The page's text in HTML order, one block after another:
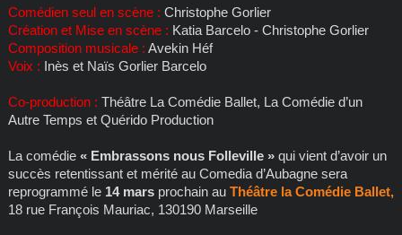
Comédien seul en scène : Christophe Gorlier
Création et Mise en scène : Katia Barcelo - Christophe Gorlier
Composition musicale : Avekin Héf
Voix : Inès et Naïs Gorlier Barcelo
Co-production : Théâtre La Comédie Ballet, La Comédie d’un
Autre Temps et Quérido Production
La comédie « Embrassons nous Folleville »qui vient d’avoir un
succès retentissant et mérité au Comedia d’Aubagne sera
reprogrammé le 14 marsprochain au Théâtre la Comédie Ballet,
18 rue François Mauriac, 130190 Marseille